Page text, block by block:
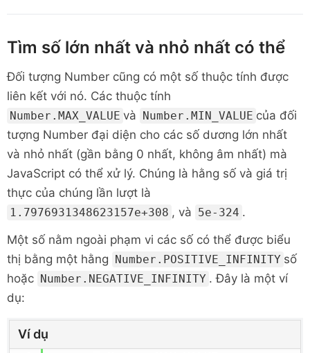
Tìm số lớn nhất và nhỏ nhất có thể
Đối tượng Number cũng có một số thuộc tính được
liên kết với nó. Các thuộc tính
Number.MAX_VALUE và Number.MIN_VALUE của đối
tượng Number đại diện cho các số dương lớn nhất
và nhỏ nhất (gần bằng 0 nhất, không âm nhất) mà
JavaScript có thể xử lý. Chúng là hằng số và giá trị
thực của chúng lần lượt là
1.7976931348623157e+308 , và 5e-324 .
Một số nằm ngoài phạm vi các số có thể được biểu
thị bằng một hằng Number.POSITIVE_INFINITY số
hoặc Number.NEGATIVE_INFINITY . Đây là một ví
dụ:
Ví dụ